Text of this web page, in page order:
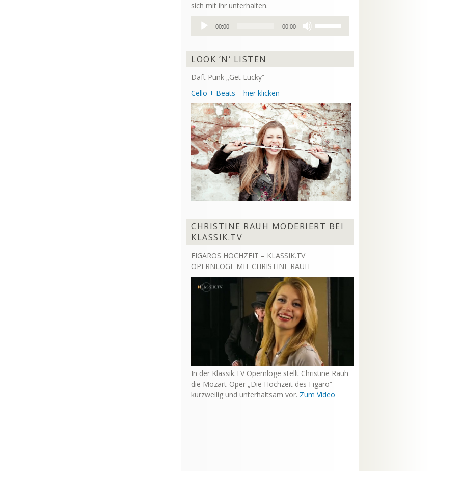
sich mit ihr unterhalten.
Audio-
Player
00:00 00:00
Hoch/Runter
Lautstärke
LOOK ’N‘ LISTEN
Daft Punk „Get Lucky“
Cello + Beats – hier klicken
CHRISTINE RAUH MODERIERT BEI
KLASSIK.TV
FIGAROS HOCHZEIT – KLASSIK.TV
OPERNLOGE MIT CHRISTINE RAUH
In der Klassik.TV Opernloge stellt Christine Rauh
die Mozart-Oper „Die Hochzeit des Figaro“
kurzweilig und unterhaltsam vor. Zum Video